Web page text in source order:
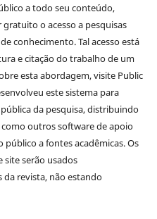
a todo seu conteúdo,
o acesso a pesquisas
conhecimento. Tal acesso está
e citação do trabalho de um
esta abordagem, visite Public
este sistema para
da pesquisa, distribuindo
como outros software de apoio
público a fontes acadêmicas. Os
site serão usados
revista, não estando